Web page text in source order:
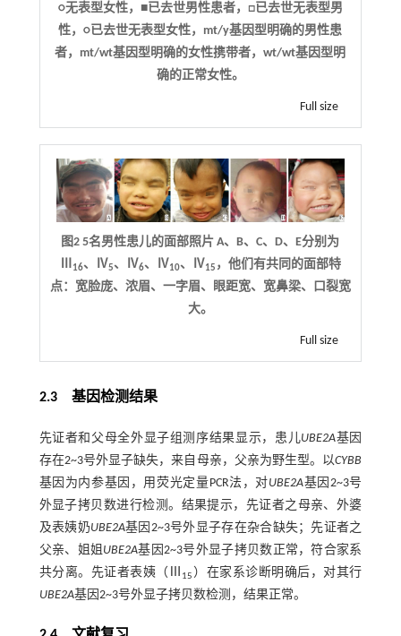
○无表型女性，■已去世男性患者，□已去世无表型男
性，○已去世无表型女性，mt/y基因型明确的男性患
者，mt/wt基因型明确的女性携带者，wt/wt基因型明
确的正常女性。
Full size
图2 5名男性患儿的面部照片 A、B、C、D、E分别为
Ⅲ16、Ⅳ5、Ⅳ6、Ⅳ10、Ⅳ15 ，他们有共同的面部特
点：宽脸庞、浓眉、一字眉、眼距宽、宽鼻梁、口裂宽
大。
Full size
2.3 基因检测结果
先证者和父母全外显子组测序结果显示，患儿UBE2A基因
存在2~3号外显子缺失，来自母亲，父亲为野生型。以CYBB
基因为内参基因，用荧光定量PCR法，对UBE2A基因2~3号
外显子拷贝数进行检测。结果提示，先证者之母亲、外婆
及表姨奶UBE2A基因2~3号外显子存在杂合缺失；先证者之
父亲、姐姐UBE2A基因2~3号外显子拷贝数正常，符合家系
共分离。先证者表姨（Ⅲ 15 ）在家系诊断明确后，对其行
UBE2A基因2~3号外显子拷贝数检测，结果正常。